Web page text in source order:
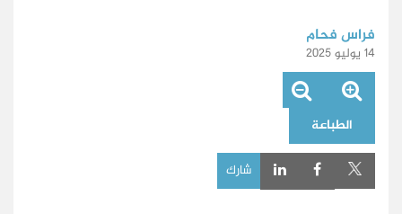
فراس فحام
14 يوليو 2025
الطباعة
شارك